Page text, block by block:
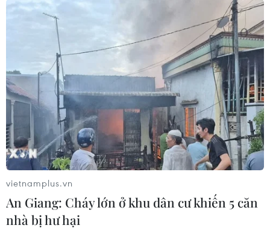
#Tổ hợp tên lửa phòng không S-400
#Nhà nước Liên minh
#Hệ thống phòng không
#Biện pháp trừng phạt
vietnamplus.vn
An Giang: Cháy lớn ở khu dân cư khiến 5 căn
nhà bị hư hại